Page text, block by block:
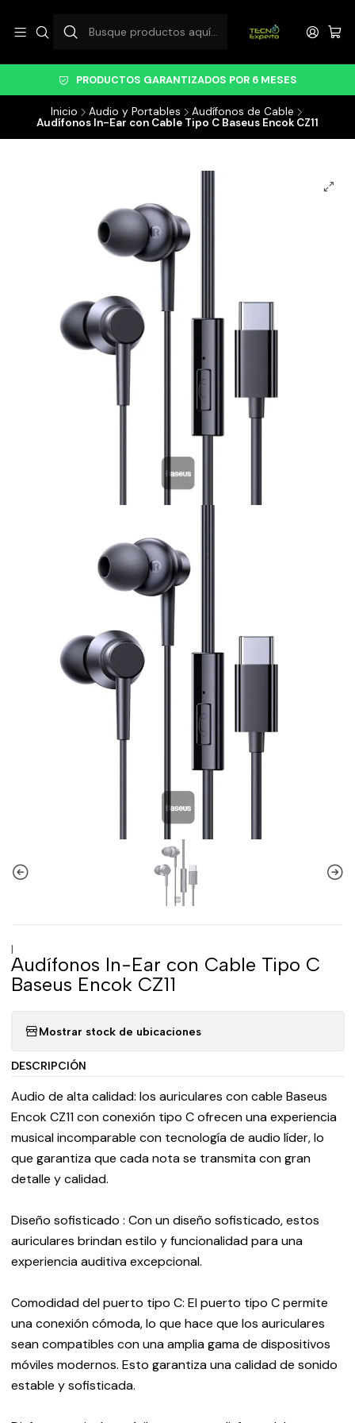
PRODUCTOS GARANTIZADOS POR 6 MESES
Inicio Audio y Portables
Audífonos de Cable
Audífonos In-Ear con Cable Tipo C Baseus Encok CZ11
|
Audífonos In-Ear con Cable Tipo C
Baseus Encok CZ11
Mostrar stock de ubicaciones
DESCRIPCIÓN
Audio de alta calidad: los auriculares con cable Baseus
Encok CZ11 con conexión tipo C ofrecen una experiencia
musical incomparable con tecnología de audio líder, lo
que garantiza que cada nota se transmita con gran
detalle y calidad.
Diseño sofisticado : Con un diseño sofisticado, estos
auriculares brindan estilo y funcionalidad para una
experiencia auditiva excepcional.
Comodidad del puerto tipo C: El puerto tipo C permite
una conexión cómoda, lo que hace que los auriculares
sean compatibles con una amplia gama de dispositivos
móviles modernos. Esto garantiza una calidad de sonido
estable y sofisticada.